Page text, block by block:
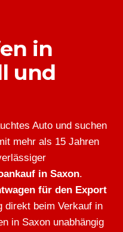
in
und
Auto und suchen
mehr als 15 Jahren
in Saxon.
für den Export
direkt beim Verkauf in
in Saxon unabhängig